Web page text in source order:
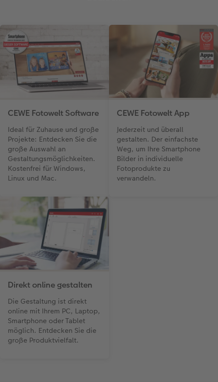
CEWE Fotowelt Software
Ideal für Zuhause und große
Projekte: Entdecken Sie die
große Auswahl an
Gestaltungsmöglichkeiten.
Kostenfrei für Windows,
Linux und Mac.
CEWE Fotowelt App
Jederzeit und überall
gestalten. Der einfachste
Weg, um Ihre Smartphone
Bilder in individuelle
Fotoprodukte zu
verwandeln.
Direkt online gestalten
Die Gestaltung ist direkt
online mit Ihrem PC, Laptop,
Smartphone oder Tablet
möglich. Entdecken Sie die
große Produktvielfalt.